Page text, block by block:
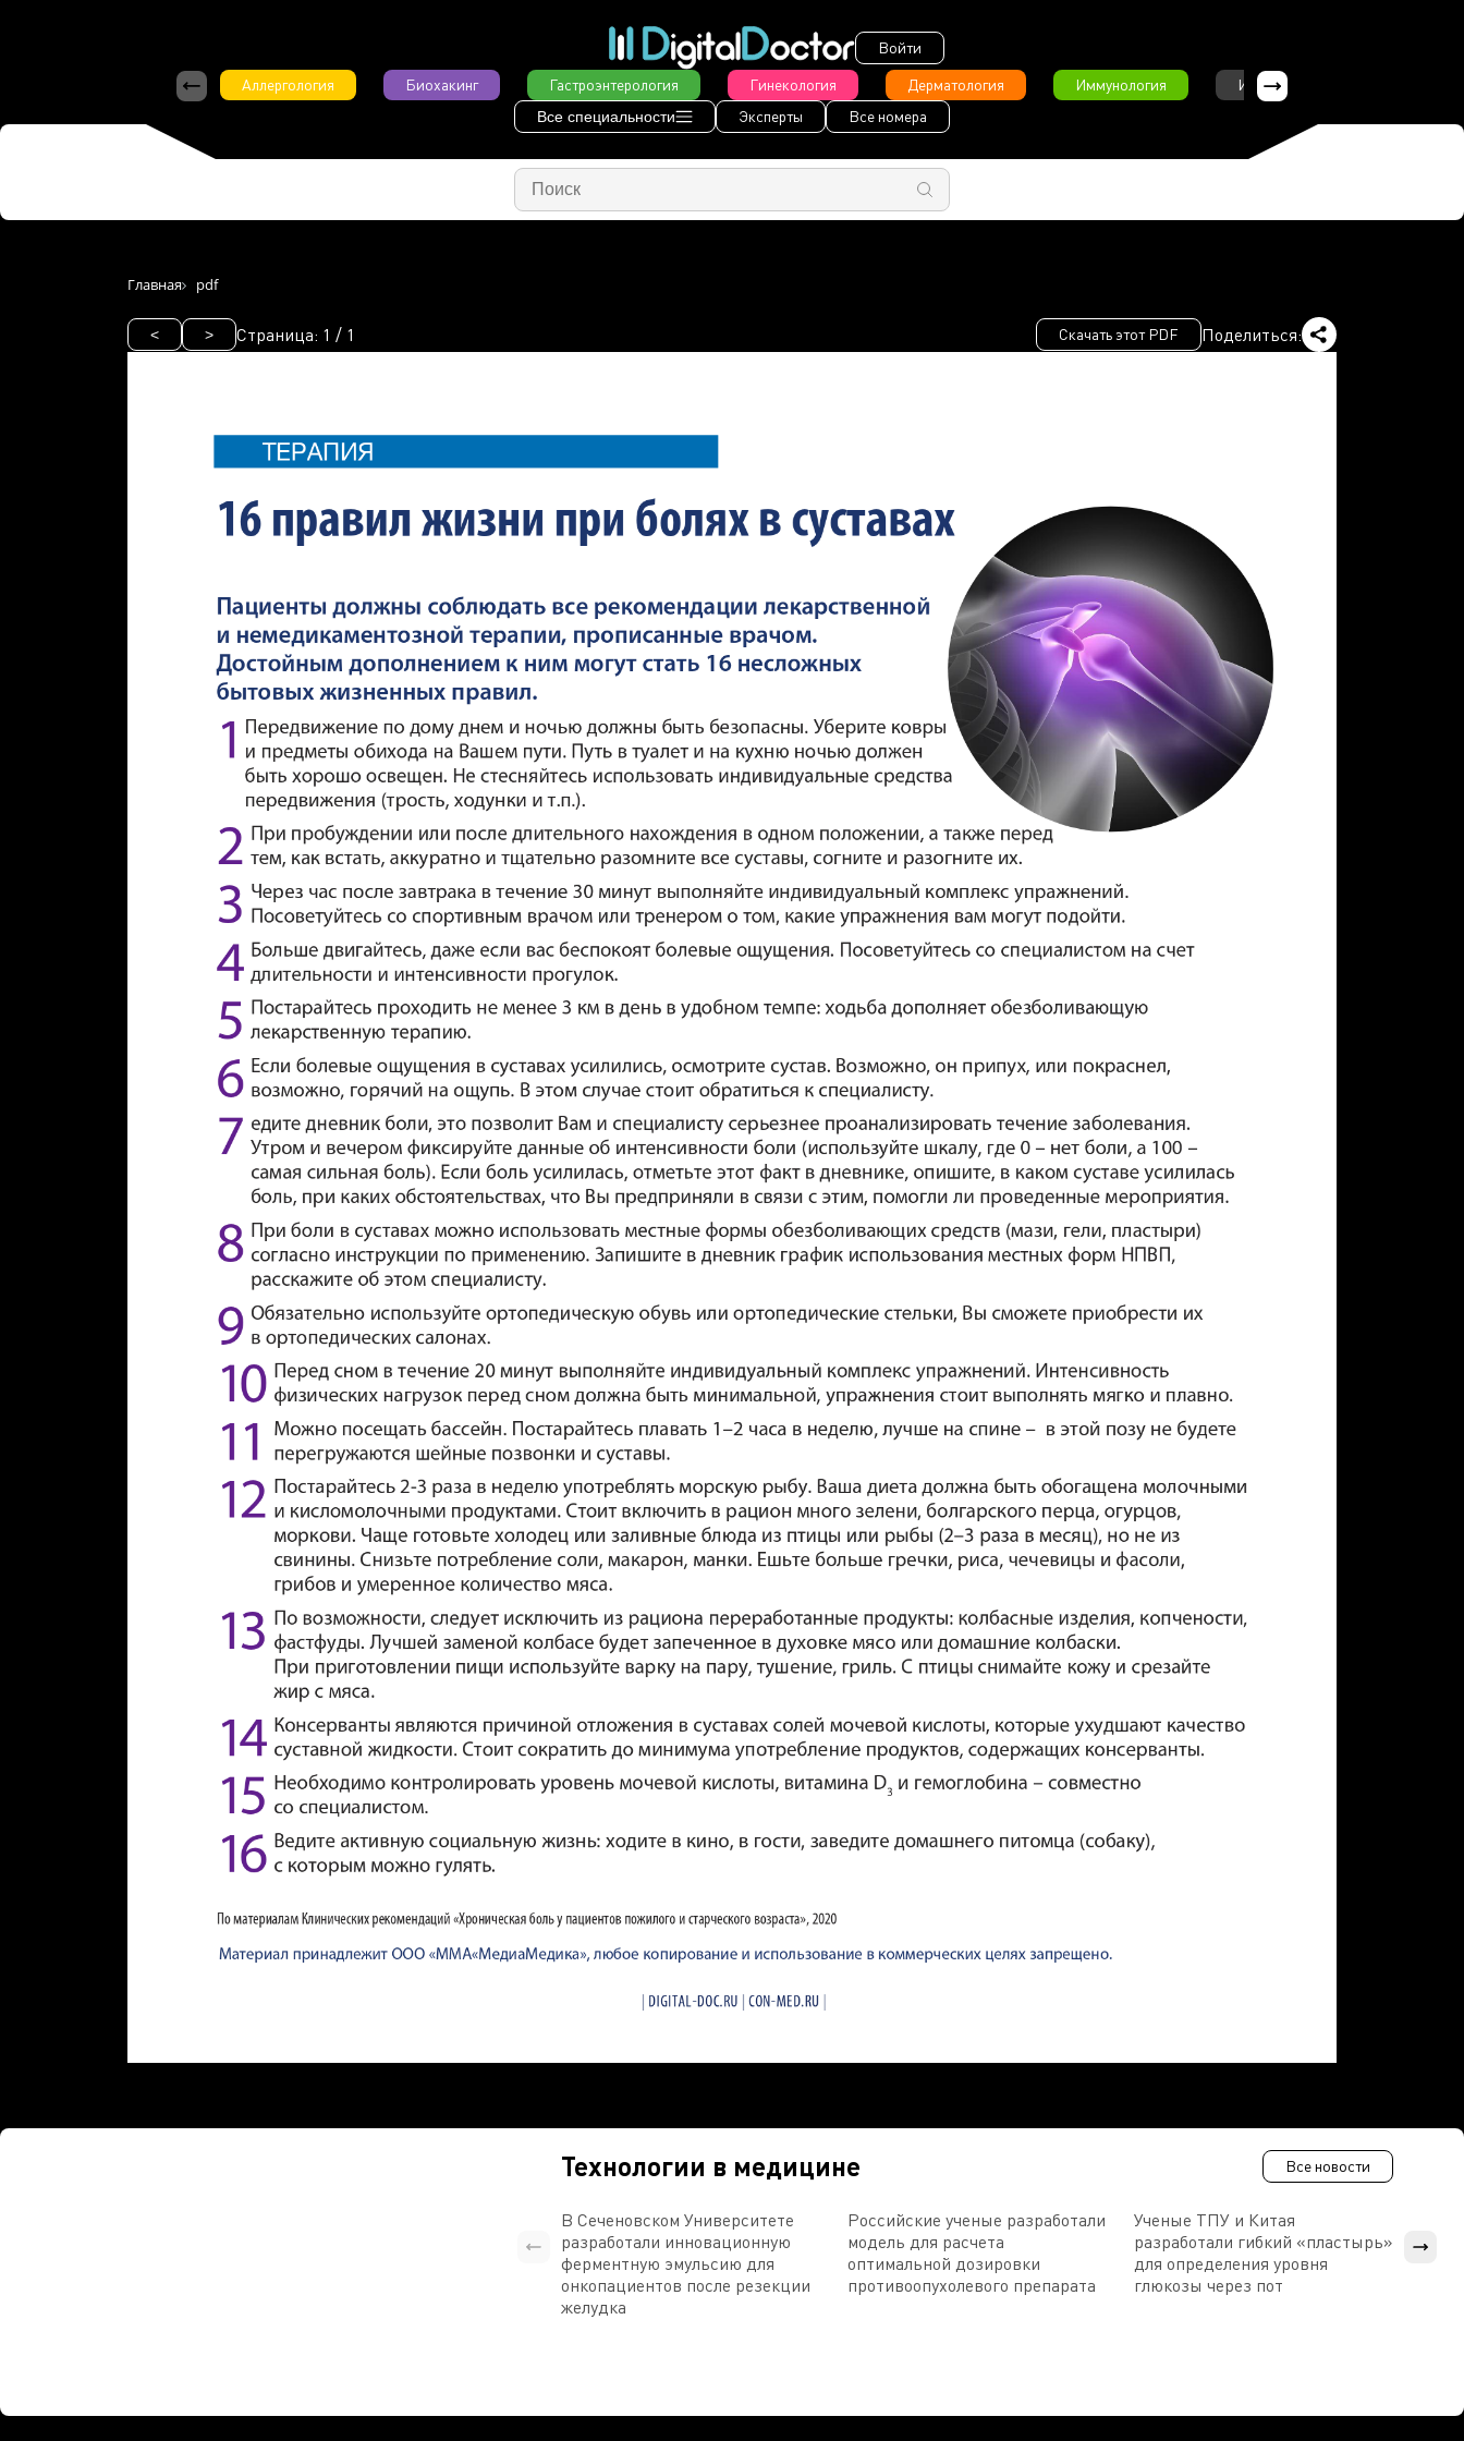
Войти
Аллергология
Биохакинг Гастроэнтерология Гинекология Дерматология Иммунология Интервью
Все специальности Эксперты Все номера
Главная pdf
< > Страница: 1 / 1 Скачать этот PDF Поделиться:
Технологии в медицине Все новости
В Сеченовском Университете
разработали инновационную
ферментную эмульсию для
онкопациентов после резекции
желудка
Российские ученые разработали
модель для расчета
оптимальной дозировки
противоопухолевого препарата
Ученые ТПУ и Китая
разработали гибкий «пластырь»
для определения уровня
глюкозы через пот